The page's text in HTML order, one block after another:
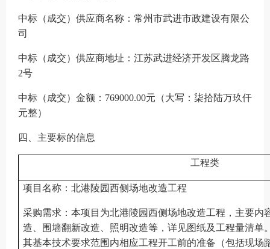
中标（成交） 供应商名称： 常州市武进市政建设有限公
司
中标（成交） 供应商地址： 江苏武进经济开发区腾龙路
2号
中标（成交）金额： 769000.00元（大写： 柒拾陆万玖仟
元整）
四、主要标的信息
工程类
项 目名称：北港陵园西侧场地改造工程
采购需求：本项目为北港陵园西侧场地改造工程，主要内
造、围墙翻新改造、照明改造等，详见图纸及工程量清单
其基本技术要求范围内相应工程开工前的准备（包括现场